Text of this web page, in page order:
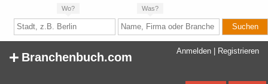
Wo? Was?
Anmelden Registrieren
+ Branchenbuch.com